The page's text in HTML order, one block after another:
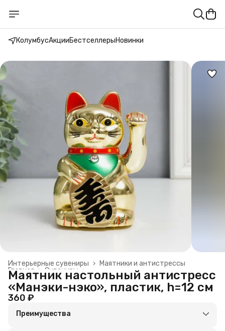
КолумбусАкцииБестселлерыНовинки
Маятники и антистрессы
Интерьерные сувениры ›
Сувениры ›
Главная ›
Маятник настольный антистресс
«Манэки-нэко», пластик, h=12 см
360 ₽
Преимущества